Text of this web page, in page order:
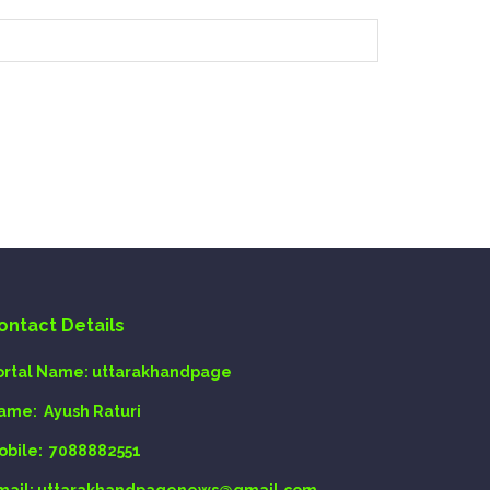
Details
Name: uttarakhandpage
Ayush Raturi
7088882551